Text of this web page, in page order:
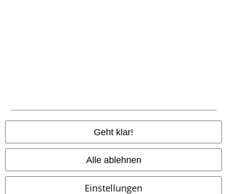
Geht klar!
Alle ablehnen
Einstellungen
Alle Preise inkl. gesetzlicher Mehrwertsteuer, zzgl.Versandkosten
© 1986-2026 E.M.P. Merchandising HGmbH
EMP Online Shops